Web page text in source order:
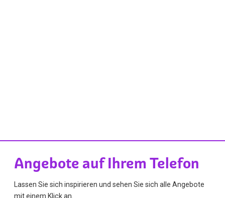
Angebote auf Ihrem Telefon
Lassen Sie sich inspirieren und sehen Sie sich alle Angebote
mit einem Klick an.